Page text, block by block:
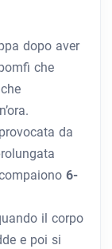
dopo aver
che
da
6-
il corpo
e poi si